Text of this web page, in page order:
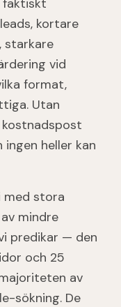
faktiskt
kortare
starkare
vid
format,
Utan
heller kan
med stora
mindre
predikar — den
och 25
av
sökning. De